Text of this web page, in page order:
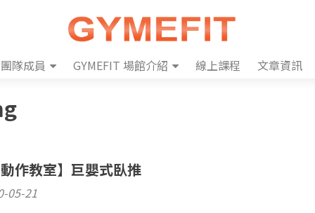
團隊成員 GYMEFIT 場館介紹 線上課程 文章資訊
作教室】巨嬰式臥推
05-21